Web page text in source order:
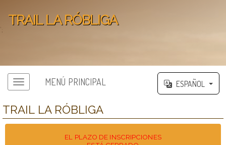
TRAIL LA RÓBLIGA
';
MENÚ PRINCIPAL ESPAÑOL
TRAIL LA RÓBLIGA
EL PLAZO DE INSCRIPCIONES